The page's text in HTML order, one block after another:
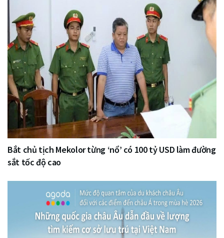
Bắt chủ tịch Mekolor từng ‘nổ’ có 100 tỷ USD làm đường
sắt tốc độ cao